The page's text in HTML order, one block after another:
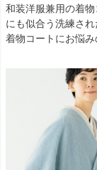
和装洋服兼用の着
にも似合う洗練され
着物コートにお悩